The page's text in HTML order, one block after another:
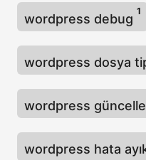
wordpress debug
1
wordpress dosya
wordpress
wordpress hata